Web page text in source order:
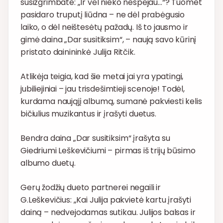
susizgrimbate: „Ir vėl nieko nespėjau…“? Tuomet
pasidaro truputį liūdna – ne dėl prabėgusio
laiko, o dėl neištesėtų pažadų. Iš to jausmo ir
gimė daina „Dar susitiksim“, – naują savo kūrinį
pristato dainininkė Julija Ritčik.
Atlikėja teigia, kad šie metai jai yra ypatingi,
jubiliejiniai – jau trisdešimtieji scenoje! Todėl,
kurdama naująjį albumą, sumanė pakviesti kelis
bičiulius muzikantus ir įrašyti duetus.
Bendra daina „Dar susitiksim“ įrašyta su
Giedriumi Leškevičiumi – pirmas iš trijų būsimo
albumo duetų.
Gerų žodžių dueto partnerei negaili ir
G.Leškevičius: „Kai Julija pakvietė kartu įrašyti
dainą – nedvejodamas sutikau. Julijos balsas ir